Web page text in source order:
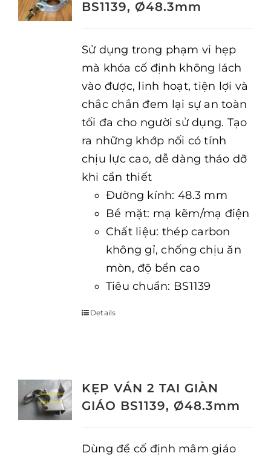
BS1139, Ø48.3mm
Sử dụng trong phạm vi hẹp
mà khóa cố định không lách
vào được, linh hoạt, tiện lợi và
chắc chắn đem lại sự an toàn
tối đa cho người sử dụng. Tạo
ra những khớp nối có tính
chịu lực cao, dễ dàng tháo dỡ
khi cần thiết
Đường kính: 48.3 mm
Bề mặt: mạ kẽm/mạ điện
Chất liệu: thép carbon
không gỉ, chống chịu ăn
mòn, độ bền cao
Tiêu chuẩn: BS1139
Details
KẸP VÁN 2 TAI GIÀN
GIÁO BS1139, Ø48.3mm
Dùng để cố định mâm giáo